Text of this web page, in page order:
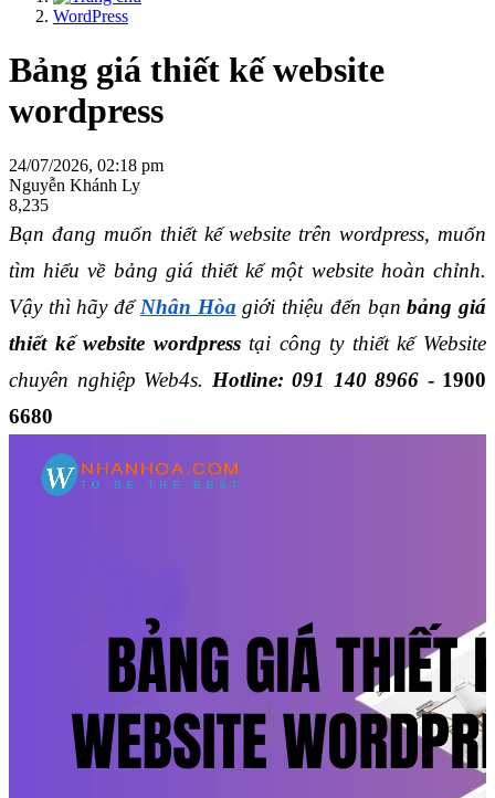
WordPress
Bảng giá thiết kế website
wordpress
24/07/2026, 02:18 pm
Nguyễn Khánh Ly
8,235
Bạn đang muốn thiết kế website trên wordpress, muốn
tìm hiểu về bảng giá thiết kế một website hoàn chỉnh.
Vậy thì hãy để Nhân Hòa giới thiệu đến bạn bảng giá
thiết kế website wordpress tại công ty thiết kế Website
chuyên nghiệp Web4s. Hotline: 091 140 8966 - 1900
6680